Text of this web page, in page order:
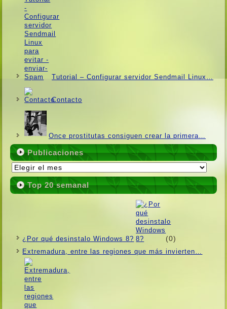
Tutorial – Configurar servidor Sendmail Linux…
Contacto
Once prostitutas consiguen crear la primera…
Publicaciones
Publicaciones
Top 20 semanal
¿Por qué desinstalo Windows 8? (0)
Extremadura, entre las regiones que más invierten…